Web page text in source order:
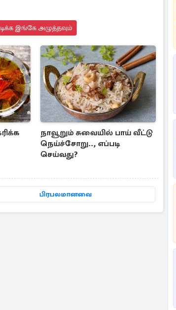
இங்கே அழுத்தவும்
நாவூறும் சுவையில் பாய் வீட்டு
நெய்ச்சோறு.., எப்படி
செய்வது?
பிரபலமானவை